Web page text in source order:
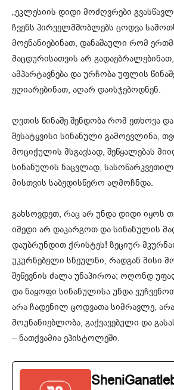
„ეკლესიის დიდი მოძღვრები
ჩვენს პირველმშობლებს ცოდვა
მოენანიებინათ, დანაშაული რომ
მაცდურისათვის არ
ამპარტავნება და ურჩობა უფლის
ეღიარებინათ, აღარ დაისჯებოდნენ.
ღვთის წინაშე შენდობა რომ ეთხოვა
შესატყვისი სინანული გამოევლინა,
მოციქულის მსგავსად, შეწყალებას
სინანულის ნაცვლად,
მისთვის საბედისწერო აღმოჩნდა.
გახსოვდეთ, რაც არ უნდა დიდი იყოს
იმედი არ დაკარგოთ და სინანულის
დაუბრუნდით ქრისტეს! ზეციურ
უკურნებელი სნეულნი, რადგან მისი
შეწევნის ძალა უნაპიროა; ოღონდ
და ნაყოფი სინანულისა უნდა
არა ჩადენილ ცოდვათა სიმრავლე,
მოუნანიებლობა, გაქვავებული და
– ნათქვამია ეპისტოლეში.